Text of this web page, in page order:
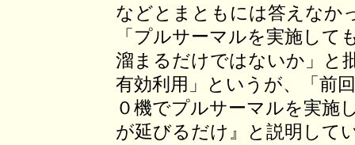
などとまともには答えなか
「プルサーマルを実施して
溜まるだけではないか」と
有効利用」というが、「前
０機でプルサーマルを実施
が延びるだけ』と説明して